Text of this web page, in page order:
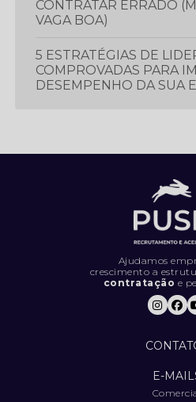
CONTRATAR ERRADO
VAGA BOA)
5 ESTRATÉGIAS DE LIDERANÇA
COMPROVADAS PARA
DESEMPENHO DA SUA
O DESEMPENHO DA
CONTRATANDO DA
COMO RESOLVER).
Ajudamos
crescimento a
contratação e
E-